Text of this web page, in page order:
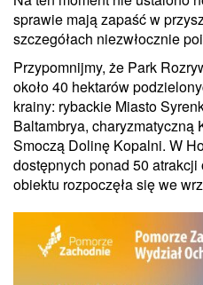
sprawie mają zapaść w
szczegółach niezwłocznie
Przypomnijmy, że Park
około 40 hektarów
krainy: rybackie Miasto
Baltambrya, charyzmatyczną
Smoczą Dolinę Kopalni. W
dostępnych ponad 50
obiektu rozpoczęła się we